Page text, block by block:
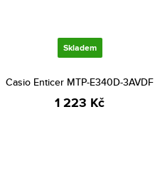
Skladem
Casio Enticer MTP-E340D-3AVDF
1 223 Kč